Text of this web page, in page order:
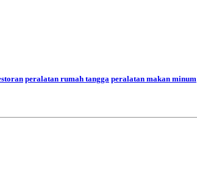
peralatan rumah tangga peralatan makan minum